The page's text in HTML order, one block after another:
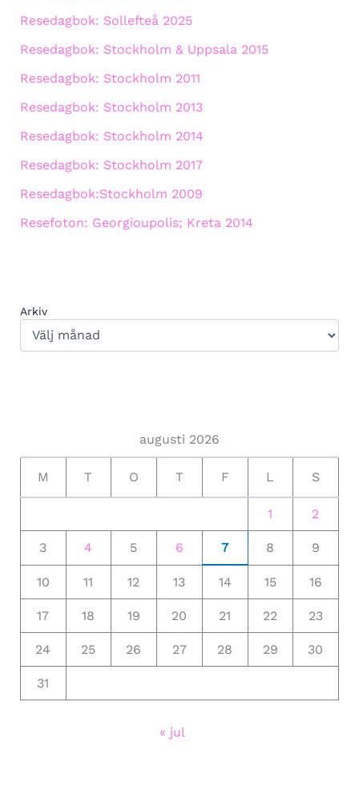
Resedagbok: Sollefteå 2025
Resedagbok: Stockholm & Uppsala 2015
Resedagbok: Stockholm 2011
Resedagbok: Stockholm 2013
Resedagbok: Stockholm 2014
Resedagbok: Stockholm 2017
Resedagbok:Stockholm 2009
Resefoton: Georgioupolis; Kreta 2014
Arkiv
augusti 2026
M T O T F L S
1 2
3 4 5 6 7 8 9
10 11 12 13 14 15 16
17 18 19 20 21 22 23
24 25 26 27 28 29 30
31
« jul